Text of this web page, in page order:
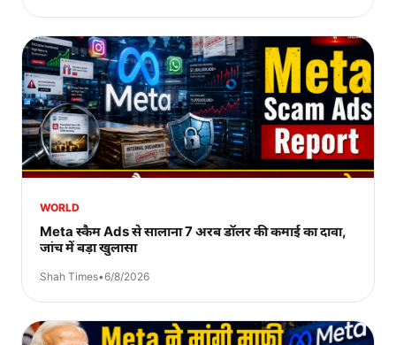
WORLD
Meta स्कैम Ads से सालाना 7 अरब डॉलर की कमाई का दावा,
जांच में बड़ा खुलासा
Shah Times•6/8/2026